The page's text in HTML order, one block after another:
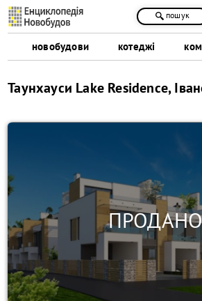
новобудови котеджі
пошук
Таунхауси Lake Residence,